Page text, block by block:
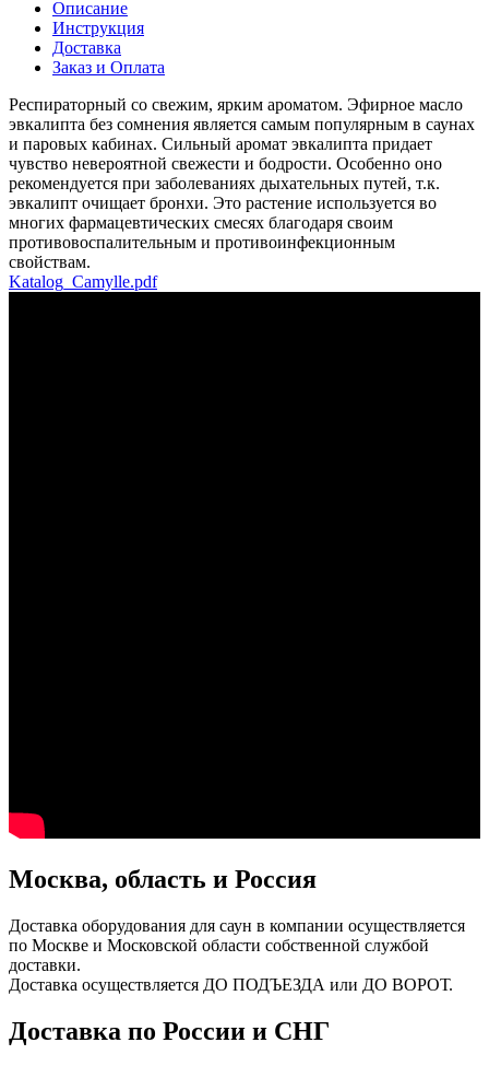
Описание
Инструкция
Доставка
Заказ и Оплата
Респираторный со свежим, ярким ароматом. Эфирное масло
эвкалипта без сомнения является самым популярным в саунах
и паровых кабинах. Сильный аромат эвкалипта придает
чувство невероятной свежести и бодрости. Особенно оно
рекомендуется при заболеваниях дыхательных путей, т.к.
эвкалипт очищает бронхи. Это растение используется во
многих фармацевтических смесях благодаря своим
противовоспалительным и противоинфекционным
свойствам.
Katalog_Camylle.pdf
Москва, область и Россия
Доставка оборудования для саун в компании осуществляется
по Москве и Московской области собственной службой
доставки.
Доставка осуществляется ДО ПОДЪЕЗДА или ДО ВОРОТ.
Доставка по России и СНГ